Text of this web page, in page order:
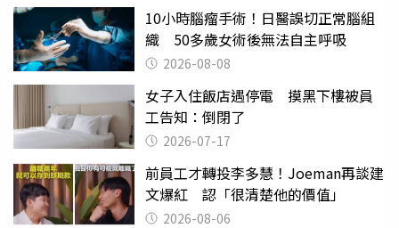
10小時腦瘤手術！日醫誤切正常腦組
織 50多歲女術後無法自主呼吸
2026-08-08
女子入住飯店遇停電 摸黑下樓被員
工告知：倒閉了
2026-07-17
前員工才轉投李多慧！Joeman再談建
文爆紅 認「很清楚他的價值」
2026-08-06